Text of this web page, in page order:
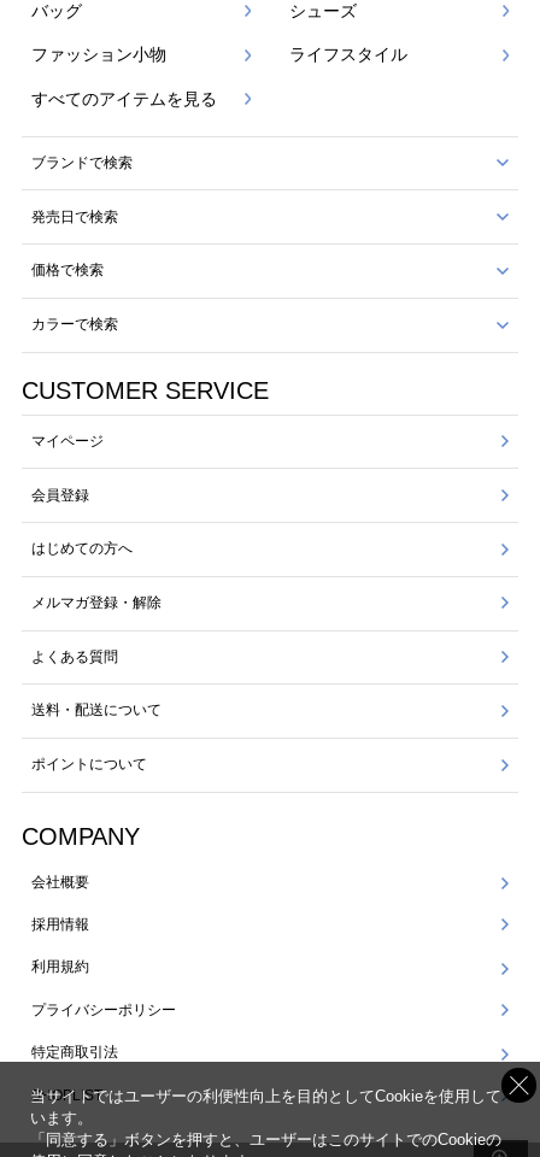
バッグ シューズ
ファッション小物 ライフスタイル
すべてのアイテムを見る
ブランドで検索
発売日で検索
価格で検索
カラーで検索
CUSTOMER SERVICE
マイページ
会員登録
はじめての方へ
メルマガ登録・解除
よくある質問
送料・配送について
ポイントについて
COMPANY
会社概要
採用情報
利用規約
プライバシーポリシー
特定商取引法
SHOPLIST
当サイトではユーザーの利便性向上を目的としてCookieを使用して
います。
「同意する」ボタンを押すと、ユーザーはこのサイトでのCookieの